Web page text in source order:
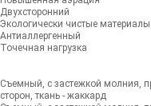
Двухсторонний
Экологически чистые материалы
Антиаллергенный
Точечная нагрузка
Съемный, с застежкой молния,
сторон, ткань - жаккард